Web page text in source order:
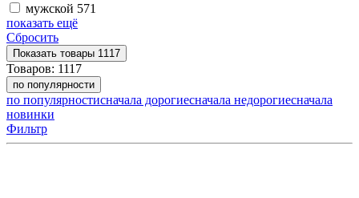
мужской 571
показать ещё
Сбросить
Показать товары 1117
Товаров: 1117
по популярности
по популярностисначала дорогиесначала недорогиесначала
новинки
Фильтр